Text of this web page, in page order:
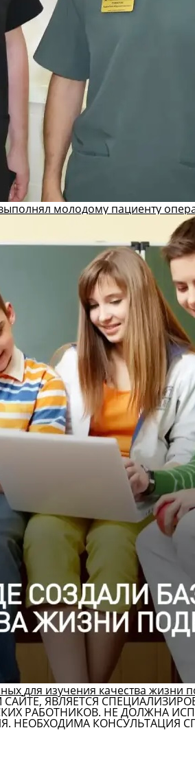
молодому пациенту
для изучения качества жизни
ЯВЛЯЕТСЯ
РАБОТНИКОВ. НЕ ДОЛЖНА
НЕОБХОДИМА КОНСУЛЬТАЦИЯ